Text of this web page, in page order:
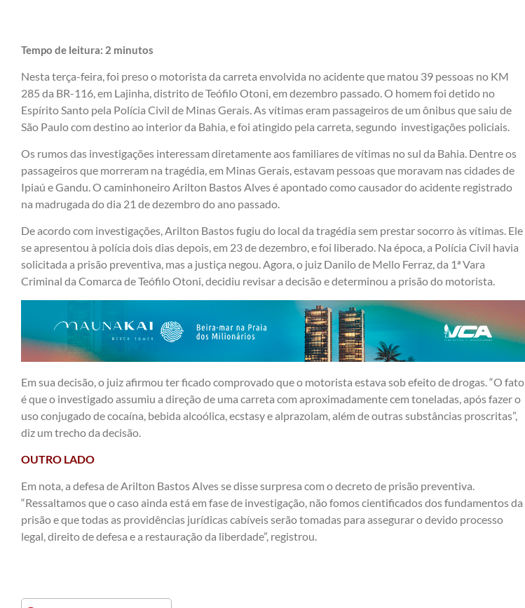
Tempo de leitura: 2 minutos
Nesta terça-feira, foi preso o motorista da carreta envolvida no acidente que matou 39 pessoas no KM
285 da BR-116, em Lajinha, distrito de Teófilo Otoni, em dezembro passado. O homem foi detido no
Espírito Santo pela Polícia Civil de Minas Gerais. As vítimas eram passageiros de um ônibus que saiu de
São Paulo com destino ao interior da Bahia, e foi atingido pela carreta, segundo investigações policiais.
Os rumos das investigações interessam diretamente aos familiares de vítimas no sul da Bahia. Dentre os
passageiros que morreram na tragédia, em Minas Gerais, estavam pessoas que moravam nas cidades de
Ipiaú e Gandu. O caminhoneiro Arilton Bastos Alves é apontado como causador do acidente registrado
na madrugada do dia 21 de dezembro do ano passado.
De acordo com investigações, Arilton Bastos fugiu do local da tragédia sem prestar socorro às vítimas. Ele
se apresentou à polícia dois dias depois, em 23 de dezembro, e foi liberado. Na época, a Polícia Civil havia
solicitada a prisão preventiva, mas a justiça negou. Agora, o juiz Danilo de Mello Ferraz, da 1ª Vara
Criminal da Comarca de Teófilo Otoni, decidiu revisar a decisão e determinou a prisão do motorista.
Em sua decisão, o juiz afirmou ter ficado comprovado que o motorista estava sob efeito de drogas. “O fato
é que o investigado assumiu a direção de uma carreta com aproximadamente cem toneladas, após fazer o
uso conjugado de cocaína, bebida alcoólica, ecstasy e alprazolam, além de outras substâncias proscritas”,
diz um trecho da decisão.
OUTRO LADO
Em nota, a defesa de Arilton Bastos Alves se disse surpresa com o decreto de prisão preventiva.
“Ressaltamos que o caso ainda está em fase de investigação, não fomos cientificados dos fundamentos da
prisão e que todas as providências jurídicas cabíveis serão tomadas para assegurar o devido processo
legal, direito de defesa e a restauração da liberdade”, registrou.